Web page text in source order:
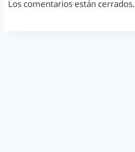
Los comentarios están cerrados.